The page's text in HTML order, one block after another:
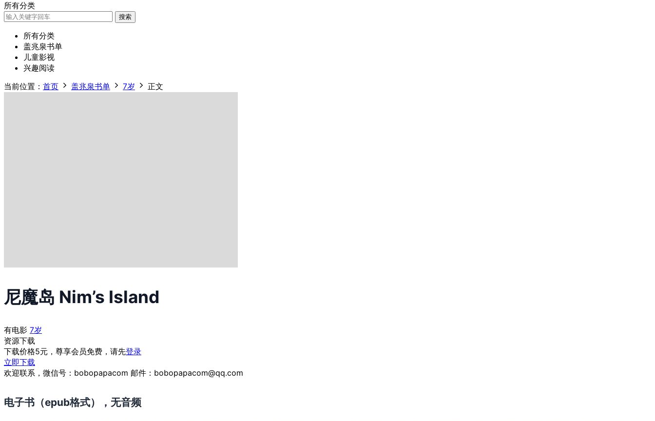
所有分类
搜索
所有分类
盖兆泉书单
儿童影视
兴趣阅读
当前位置： 首页 盖兆泉书单 7岁 正文
尼魔岛 Nim’s Island
有电影 7岁
资源下载
下载价格5元，尊享会员免费，请先登录
立即下载
欢迎联系，微信号：bobopapacom 邮件：bobopapacom@qq.com
电子书（epub格式），无音频